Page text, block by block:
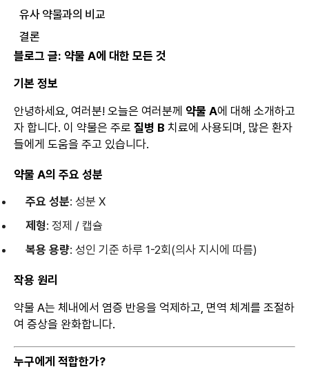
유사 약물과의 비교
결론
블로그 글: 약물 A에 대한 모든 것
기본 정보
안녕하세요, 여러분! 오늘은 여러분께 약물 A에 대해 소개하고
자 합니다. 이 약물은 주로 질병 B 치료에 사용되며, 많은 환자
들에게 도움을 주고 있습니다.
약물 A의 주요 성분
주요 성분: 성분 X
제형: 정제 / 캡슐
복용 용량: 성인 기준 하루 1-2회(의사 지시에 따름)
작용 원리
약물 A는 체내에서 염증 반응을 억제하고, 면역 체계를 조절하
여 증상을 완화합니다.
누구에게 적합한가?